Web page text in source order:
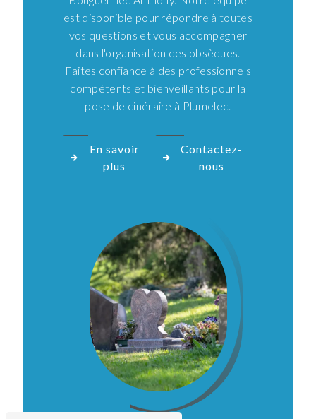
est disponible pour répondre à toutes
vos questions et vous accompagner
dans l'organisation des obsèques.
Faites confiance à des professionnels
compétents et bienveillants pour la
pose de cinéraire à Plumelec.
En savoir
plus
Contactez-
nous